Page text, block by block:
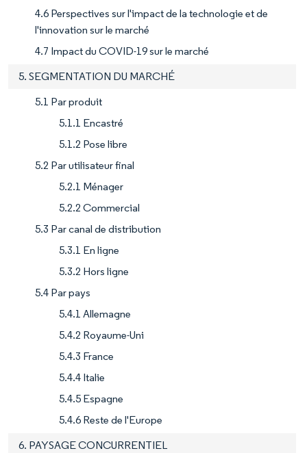
4.6 Perspectives sur l'impact de la technologie et de
l'innovation sur le marché
4.7 Impact du COVID-19 sur le marché
5. SEGMENTATION DU MARCHÉ
5.1 Par produit
5.1.1 Encastré
5.1.2 Pose libre
5.2 Par utilisateur final
5.2.1 Ménager
5.2.2 Commercial
5.3 Par canal de distribution
5.3.1 En ligne
5.3.2 Hors ligne
5.4 Par pays
5.4.1 Allemagne
5.4.2 Royaume-Uni
5.4.3 France
5.4.4 Italie
5.4.5 Espagne
5.4.6 Reste de l'Europe
6. PAYSAGE CONCURRENTIEL